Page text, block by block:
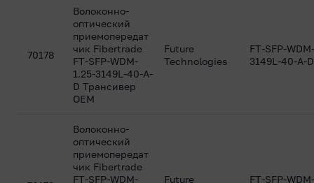
70178
Волоконно-
оптический
приемопередат
чик Fibertrade
FT-SFP-WDM-
1.25-3149L-40-A-
D Трансивер
ОEM
Future
Technologies
FT-SFP-
3149L-40-A-D
Волоконно-
оптический
приемопередат
чик Fibertrade
FT-SFP-WDM-
Future FT-SFP-